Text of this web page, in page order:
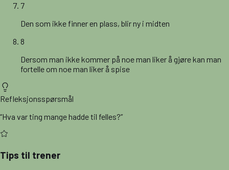
7
Den som ikke finner en plass, blir ny i midten
8
Dersom man ikke kommer på noe man liker å gjøre kan man
fortelle om noe man liker å spise
Refleksjonsspørsmål
“Hva var ting mange hadde til felles?”
Tips til trener